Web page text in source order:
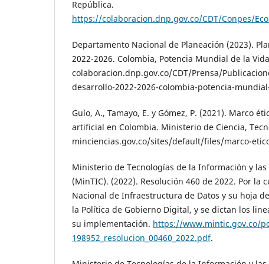
República.
https://colaboracion.dnp.gov.co/CDT/Conpes/
Departamento Nacional de Planeación (2023).
2022-2026. Colombia, Potencia Mundial de la
colaboracion.dnp.gov.co/CDT/Prensa/
desarrollo-2022-2026-colombia-potencia-
Guío, A., Tamayo, E. y Gómez, P. (2021). Marco
artificial en Colombia. Ministerio de Ciencia,
minciencias.gov.co/sites/default/files/marco-
Ministerio de Tecnologías de la Información y las
(MinTIC). (2022). Resolución 460 de 2022. Por la
Nacional de Infraestructura de Datos y su hoja
la Política de Gobierno Digital, y se dictan los
su implementación. https://www.mintic.gov.co/
198952_resolucion_00460_2022.pdf.